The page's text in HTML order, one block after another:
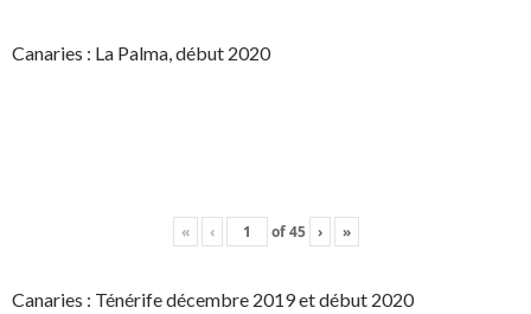
Canaries : La Palma, début 2020
« ‹ of45 › »
Canaries : Ténérife décembre 2019 et début 2020